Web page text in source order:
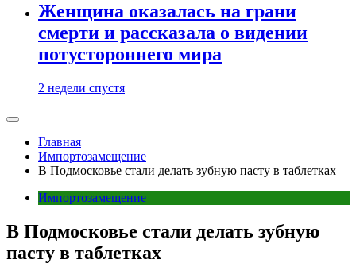
Женщина оказалась на грани
смерти и рассказала о видении
потустороннего мира
2 недели спустя
Главная
Импортозамещение
В Подмосковье стали делать зубную пасту в таблетках
Импортозамещение
В Подмосковье стали делать зубную
пасту в таблетках